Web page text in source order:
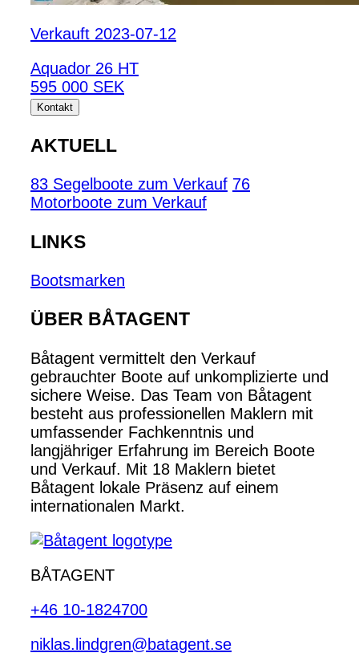
Verkauft 2023-07-12
Aquador 26 HT
595 000 SEK
Kontakt
AKTUELL
83 Segelboote zum Verkauf 76
Motorboote zum Verkauf
LINKS
Bootsmarken
ÜBER BÅTAGENT
Båtagent vermittelt den Verkauf
gebrauchter Boote auf unkomplizierte und
sichere Weise. Das Team von Båtagent
besteht aus professionellen Maklern mit
umfassender Fachkenntnis und
langjähriger Erfahrung im Bereich Boote
und Verkauf. Mit 18 Maklern bietet
Båtagent lokale Präsenz auf einem
internationalen Markt.
BÅTAGENT
+46 10-1824700
niklas.lindgren@batagent.se